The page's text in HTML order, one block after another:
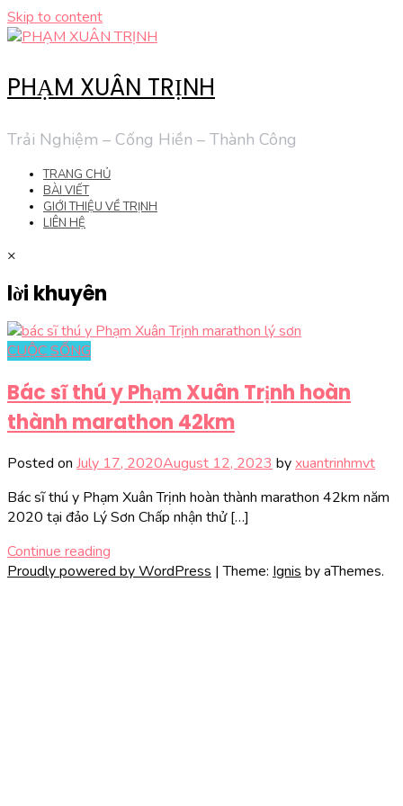
Skip to content
PHẠM XUÂN TRỊNH
Trải Nghiệm – Cống Hiền – Thành Công
TRANG CHỦ
BÀI VIẾT
GIỚI THIỆU VỀ TRỊNH
LIÊN HỆ
×
lời khuyên
CUỘC SỐNG
Bác sĩ thú y Phạm Xuân Trịnh hoàn
thành marathon 42km
Posted on July 17, 2020August 12, 2023 byxuantrinhmvt
Bác sĩ thú y Phạm Xuân Trịnh hoàn thành marathon 42km năm
2020 tại đảo Lý Sơn Chấp nhận thử […]
Continue reading
Proudly powered by WordPress |Theme: Ignis by aThemes.